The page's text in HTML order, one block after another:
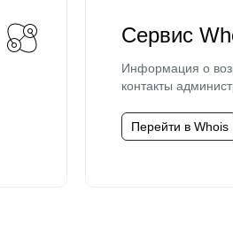
Сервис
Информация о
контакты
Перейти в Whois